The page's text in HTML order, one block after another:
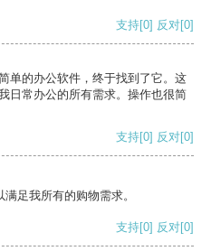
支持[0] 反对[0]
单的办公软件，终于找到了它。这
日常办公的所有需求。操作也很简
支持[0] 反对[0]
足我所有的购物需求。
支持[0] 反对[0]